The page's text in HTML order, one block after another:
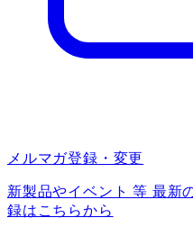
メルマガ登録・変更
新製品やイベント 等 最新
録はこちらから